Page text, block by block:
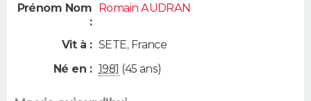
Prénom Nom
:
Romain AUDRAN
Vit à : SETE, France
Né en : 1981 (45 ans)